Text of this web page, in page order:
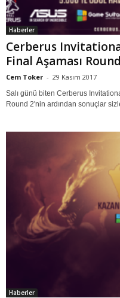
Haberler
Cerberus
Final Aşaması
Cem Toker - 29 Kasım 2017
Salı günü biten Cerberus
Round 2'nin ardından sonuçlar
Haberler